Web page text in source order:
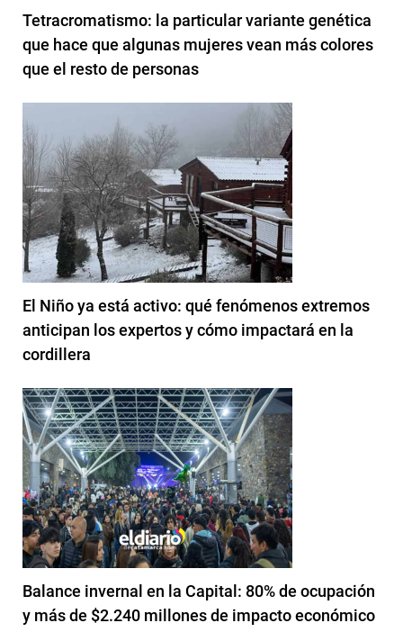
Tetracromatismo: la particular variante genética
que hace que algunas mujeres vean más colores
que el resto de personas
El Niño ya está activo: qué fenómenos extremos
anticipan los expertos y cómo impactará en la
cordillera
Balance invernal en la Capital: 80% de ocupación
y más de $2.240 millones de impacto económico